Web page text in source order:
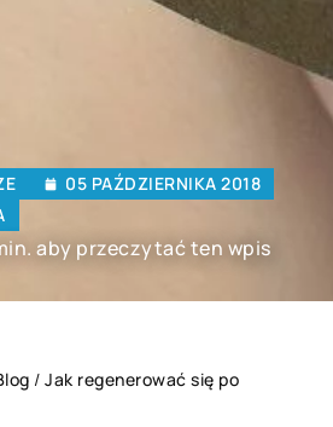
05 PAŹDZIERNIKA 2018
aby przeczytać ten wpis
/ Jak regenerować się po